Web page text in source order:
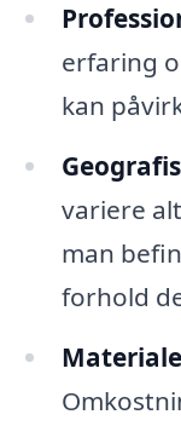
erfaring
kan
variere
man
forhold